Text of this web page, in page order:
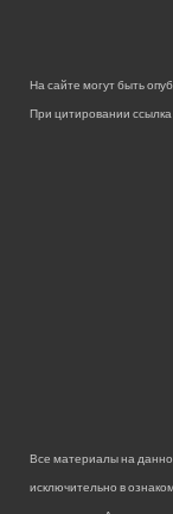
На сайте могут быть
При цитировании ссылка
Все материалы на
исключительно в